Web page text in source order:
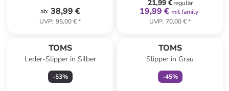
ab: 38,99 €
UVP: 95,00 €*
21,99 €regulär
19,99 € mit family
UVP: 70,00 €*
TOMS
Leder-Slipper in Silber
-53%
TOMS
Slipper in Grau
-45%